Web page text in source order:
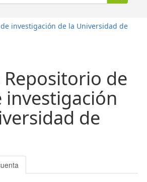
investigación de la Universidad de
Repositorio de
investigación
de